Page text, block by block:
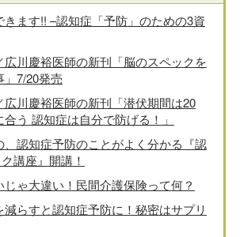
ます!! –認知症「予防」のための3資
川慶裕医師の新刊「脳のスペックを
7/20発売
川慶裕医師の新刊「潜伏期間は20
う 認知症は自分で防げる！」
、認知症予防のことがよく分かる『認
講座』開講！
ゃ大違い！民間介護保険って何？
らすと認知症予防に！秘密はサプリ